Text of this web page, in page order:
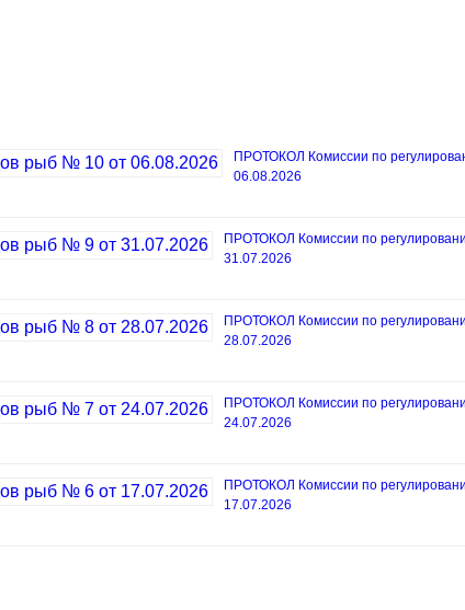
ПРОТОКОЛ Комиссии по
06.08.2026
ПРОТОКОЛ Комиссии по
31.07.2026
ПРОТОКОЛ Комиссии по
28.07.2026
ПРОТОКОЛ Комиссии по
24.07.2026
ПРОТОКОЛ Комиссии по
17.07.2026